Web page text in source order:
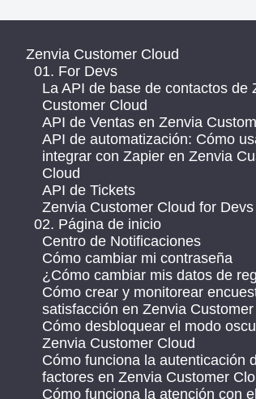
Zenvia Customer Cloud
01. For Devs
La API de base de contactos de
Customer Cloud
API de Ventas en Zenvia
API de automatización: Cómo
integrar con Zapier en Zenvia
Cloud
API de Tickets
Zenvia Customer Cloud for
02. Página de inicio
Centro de Notificaciones
Cómo cambiar mi contraseña
¿Cómo cambiar mis datos de
Cómo crear y monitorear
satisfacción en Zenvia Customer
Cómo desbloquear el modo
Zenvia Customer Cloud
Cómo funciona la autenticación
factores en Zenvia Customer
Cómo funciona la atención con el